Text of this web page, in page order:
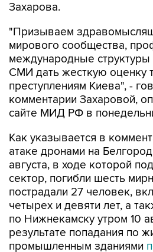
Захарова.
"Призываем
мирового сообщества,
международные
СМИ дать жесткую оценку
преступлениям Киева", -
комментарии Захаровой,
сайте МИД РФ в
Как указывается в
атаке дронами на
августа, в ходе которой
сектор, погибли шесть
пострадали 27 человек,
четырех и девяти лет, а
по Нижнекамску утром 10
результате попадания по
промышленным зданиями